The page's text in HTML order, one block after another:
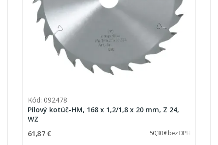
Kód: 092478
Pílový kotúč-HM, 168 x 1,2/1,8 x 20 mm, Z 24,
WZ
61,87 € 50,30 € bez DPH